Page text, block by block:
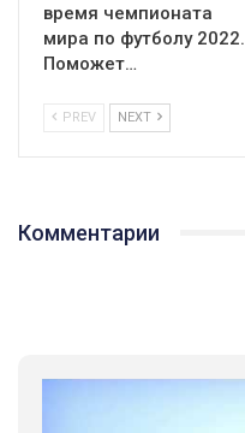
время чемпионата
мира по футболу 2022.
Поможет…
PREV NEXT
Комментарии